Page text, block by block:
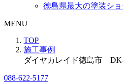
徳島県最大の塗装シ
MENU
TOP
施工事例
ダイヤカレイド徳島市 DK-
088-622-5177